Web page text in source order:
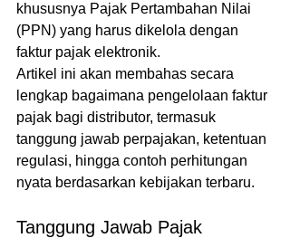
khususnya Pajak Pertambahan Nilai
(PPN) yang harus dikelola dengan
faktur pajak elektronik.
Artikel ini akan membahas secara
lengkap bagaimana pengelolaan faktur
pajak bagi distributor, termasuk
tanggung jawab perpajakan, ketentuan
regulasi, hingga contoh perhitungan
nyata berdasarkan kebijakan terbaru.
Tanggung Jawab Pajak